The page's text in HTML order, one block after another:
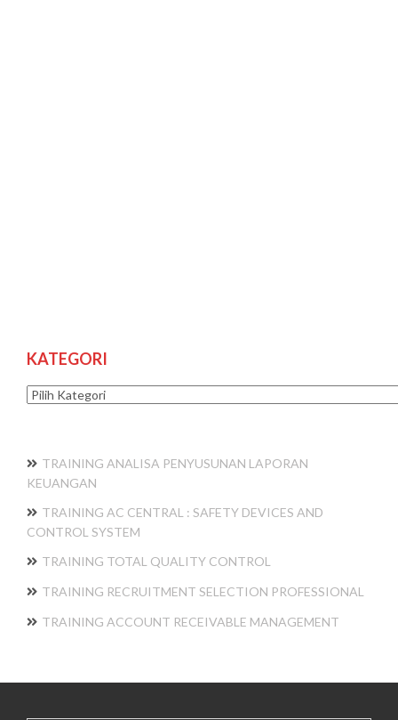
KATEGORI
Kategori
TRAINING ANALISA PENYUSUNAN LAPORAN
KEUANGAN
TRAINING AC CENTRAL : SAFETY DEVICES AND
CONTROL SYSTEM
TRAINING TOTAL QUALITY CONTROL
TRAINING RECRUITMENT SELECTION PROFESSIONAL
TRAINING ACCOUNT RECEIVABLE MANAGEMENT